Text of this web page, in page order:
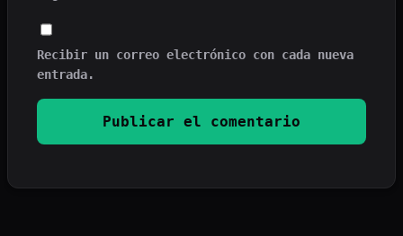
Recibir un correo electrónico con cada nueva
entrada.